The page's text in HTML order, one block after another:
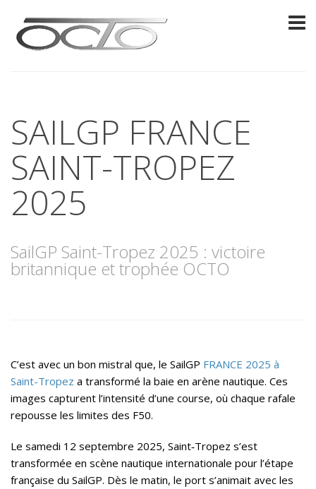
SAILGP FRANCE
SAINT-TROPEZ
2025
SailGP Saint-Tropez 2025 : victoire
britannique et trophée OCTO
C’est avec un bon mistral que, le SailGP FRANCE 2025 à
Saint-Tropez a transformé la baie en arène nautique. Ces
images capturent l’intensité d’une course, où chaque rafale
repousse les limites des F50.
Le samedi 12 septembre 2025, Saint‑Tropez s’est
transformée en scène nautique internationale pour l’étape
française du SailGP. Dès le matin, le port s’animait avec les